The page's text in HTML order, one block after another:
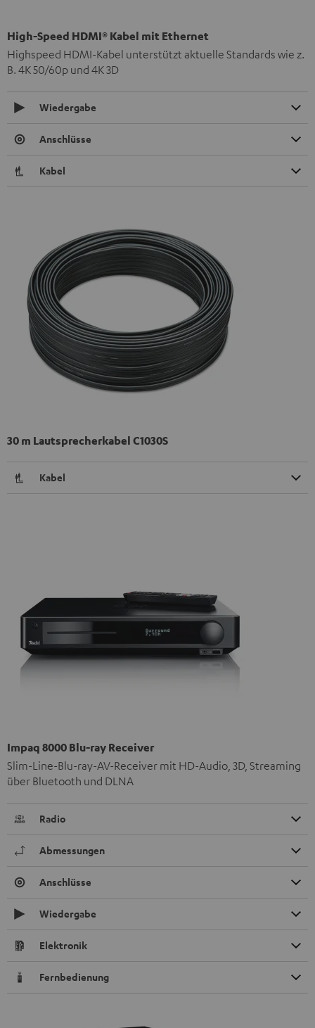
High-Speed HDMI® Kabel mit Ethernet
Highspeed HDMI-Kabel unterstützt aktuelle Standards wie z.
B. 4K 50/60p und 4K 3D
Wiedergabe
Anschlüsse
Kabel
30 m Lautsprecherkabel C1030S
Kabel
Impaq 8000 Blu-ray Receiver
Slim-Line-Blu-ray-AV-Receiver mit HD-Audio, 3D, Streaming
über Bluetooth und DLNA
Radio
Abmessungen
Anschlüsse
Wiedergabe
Elektronik
Fernbedienung